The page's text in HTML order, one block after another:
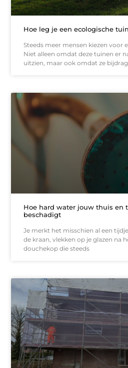
Hoe leg je een ecologische
Steeds meer mensen kiezen voor
Niet alleen omdat deze tuinen er
uitzien, maar ook omdat ze
Hoe hard water jouw thuis en
beschadigt
Je merkt het misschien al een
de kraan, vlekken op je glazen na
douchekop die steeds